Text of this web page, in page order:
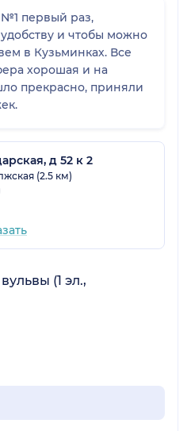
первый раз,
и чтобы можно
в Кузьминках. Все
хорошая и на
прекрасно, приняли
д 52 к 2
(2.5 км)
(1 эл.,